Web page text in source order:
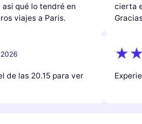
qué lo tendré en
viajes a Paris.
cierta
de las 20.15 para ver